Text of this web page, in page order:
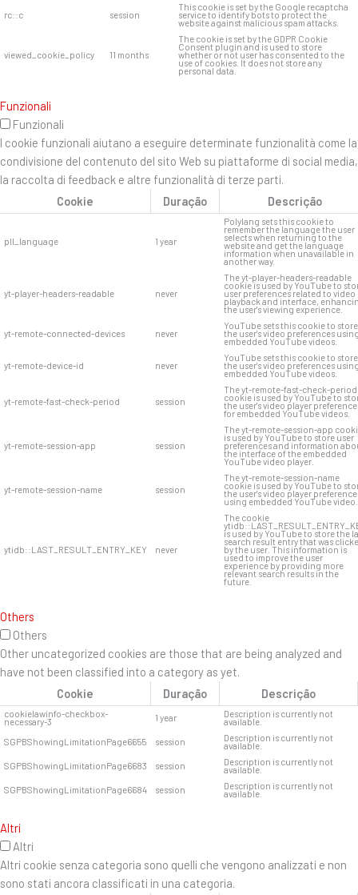
rc::c session
This cookie is set by the Google recaptcha
service to identify bots to protect the
website against malicious spam attacks.
viewed_cookie_policy 11 months
The cookie is set by the GDPR Cookie
Consent plugin and is used to store
whether or not user has consented to the
use of cookies. It does not store any
personal data.
Funzionali
Funzionali
I cookie funzionali aiutano a eseguire determinate funzionalità come la
condivisione del contenuto del sito Web su piattaforme di social media,
la raccolta di feedback e altre funzionalità di terze parti.
Cookie
Duração Descrição
pll_language 1 year
Polylang sets this cookie to
remember the language the user
selects when returning to the
website and get the language
information when unavailable in
another way.
yt-player-headers-readable never
The yt-player-headers-readable
cookie is used by YouTube to
user preferences related to video
playback and interface,
the user's viewing experience.
yt-remote-connected-devices never
YouTube sets this cookie to store
the user's video preferences
embedded YouTube videos.
yt-remote-device-id never
YouTube sets this cookie to store
the user's video preferences
embedded YouTube videos.
yt-remote-fast-check-period session
The yt-remote-fast-check-period
cookie is used by YouTube to
the user's video player
for embedded YouTube videos.
yt-remote-session-app session
The yt-remote-session-app
is used by YouTube to store user
preferences and information
the interface of the embedded
YouTube video player.
yt-remote-session-name session
The yt-remote-session-name
cookie is used by YouTube to
the user's video player
using embedded YouTube video.
ytidb::LAST_RESULT_ENTRY_KEY never
The cookie
is used by YouTube to store the
search result entry that was
by the user. This information is
used to improve the user
experience by providing more
relevant search results in the
future.
Others
Others
Other uncategorized cookies are those that are being analyzed and
have not been classified into a category as yet.
Cookie
Duração Descrição
cookielawinfo-checkbox-
necessary-3 1 year Description is currently not
available.
SGPBShowingLimitationPage6655
session Description is currently not
available.
SGPBShowingLimitationPage6683
session Description is currently not
available.
SGPBShowingLimitationPage6684
session Description is currently not
available.
Altri
Altri
Altri cookie senza categoria sono quelli che vengono analizzati e non
sono stati ancora classificati in una categoria.